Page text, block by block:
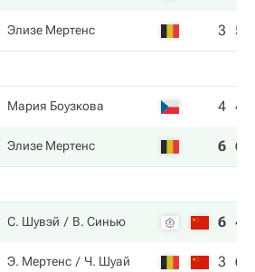
Элизе Мертенс 3 5
Мария Боузкова 4 4
Элизе Мертенс 6 6
С. Шувэй В. Синью 6 4
Э. Мертенс Ч. Шуай 3 6